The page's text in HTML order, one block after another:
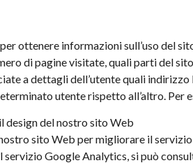
ottenere informazioni sull’uso del
di pagine visitate, quali parti del
a dettagli dell’utente quali
utente rispetto all’altro.
design del nostro sito Web
sito Web per migliorare il servizio
Google Analytics, si può